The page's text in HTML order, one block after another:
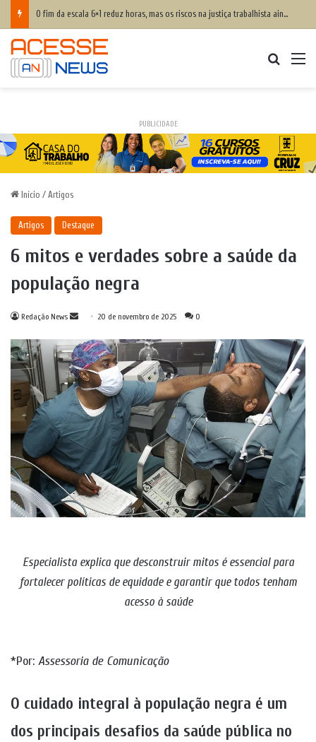
Cruz das Almas: Carreta da Mamografia chega nesta quinta-feira para realizar exames em mulheres de 50 a 74 anos
PUBLICIDADE
Início / Artigos
Artigos Destaque
6 mitos e verdades sobre a saúde da
população negra
Redação News
Mande
e-
mail
20 de novembro de 2025 0
Especialista explica que desconstruir mitos é essencial para
fortalecer políticas de equidade e garantir que todos tenham
acesso à saúde
*Por: Assessoria de Comunicação
O cuidado integral à população negra é um
dos principais desafios da saúde pública no